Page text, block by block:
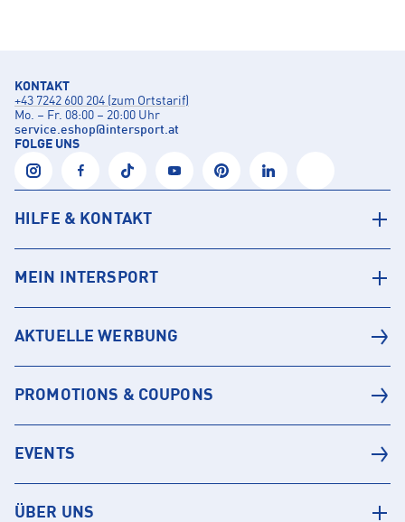
KONTAKT
+43 7242 600 204 (zum Ortstarif)
Mo. – Fr. 08:00 – 20:00 Uhr
service.eshop@intersport.at
FOLGE UNS
HILFE & KONTAKT
MEIN INTERSPORT
AKTUELLE WERBUNG
PROMOTIONS & COUPONS
EVENTS
ÜBER UNS